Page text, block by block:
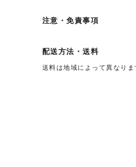
注意・免責事項
配送方法・送料
送料は地域によって異なりま